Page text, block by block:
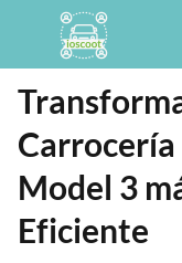
Carrocería
Model 3
Eficiente